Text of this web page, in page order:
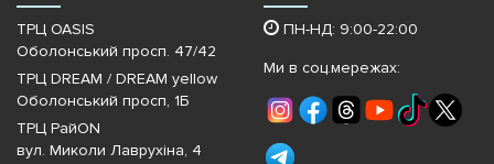
ТРЦ OASIS
Оболонський просп. 47/42
ТРЦ DREAM / DREAM yellow
Оболонський просп, 1Б
ТРЦ РайON
вул. Миколи Лаврухіна, 4
ПН-НД: 9:00-22:00
Ми в соц.мережах: